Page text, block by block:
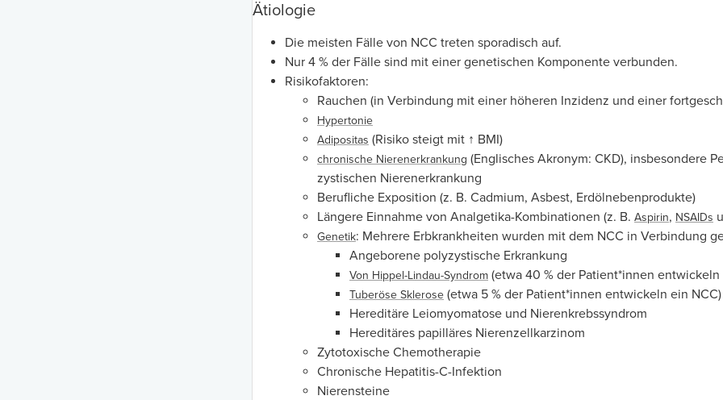
Ätiologie
Die meisten Fälle von NCC treten sporadisch auf.
Nur 4 % der Fälle sind mit einer genetischen Komponente verbunden.
Risikofaktoren:
Rauchen (in Verbindung mit einer höheren Inzidenz und einer
Hypertonie
Adipositas (Risiko steigt mit ↑ BMI)
chronische Nierenerkrankung (Englisches Akronym: CKD), insbesondere
zystischen Nierenerkrankung
Berufliche Exposition (z. B. Cadmium, Asbest, Erdölnebenprodukte)
Längere Einnahme von Analgetika-Kombinationen (z. B. Aspirin, NSAIDs
Genetik: Mehrere Erbkrankheiten wurden mit dem NCC in Verbindung
Angeborene polyzystische Erkrankung
Von Hippel-Lindau-Syndrom (etwa 40 % der Patient*innen entwickeln
Tuberöse Sklerose (etwa 5 % der Patient*innen entwickeln ein NCC)
Hereditäre Leiomyomatose und Nierenkrebssyndrom
Hereditäres papilläres Nierenzellkarzinom
Zytotoxische Chemotherapie
Chronische Hepatitis-C-Infektion
Nierensteine